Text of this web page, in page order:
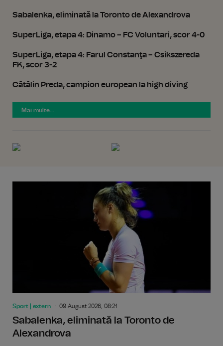
Sabalenka, eliminată la Toronto de Alexandrova
SuperLiga, etapa 4: Dinamo – FC Voluntari, scor 4-0
SuperLiga, etapa 4: Farul Constanţa – Csikszereda
FK, scor 3-2
Cătălin Preda, campion european la high diving
Mai multe...
Sport | extern 09 August 2026, 08:21
Sabalenka, eliminată la Toronto de
Alexandrova